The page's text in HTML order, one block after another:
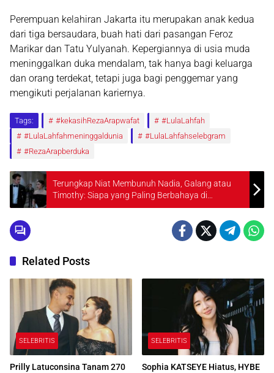
Perempuan kelahiran Jakarta itu merupakan anak kedua
dari tiga bersaudara, buah hati dari pasangan Feroz
Marikar dan Tatu Yulyanah. Kepergiannya di usia muda
meninggalkan duka mendalam, tak hanya bagi keluarga
dan orang terdekat, tetapi juga bagi penggemar yang
mengikuti perjalanan kariernya.
Tags: #kekasihRezaArapwafat
#LulaLahfah
#LulaLahfahmeninggaldunia
#LulaLahfahselebgram
#RezaArapberduka
Terungkap Niat Membunuh Nadia, Galang atau
Timothy: Siapa yang Paling Berbahaya di
Melindungimu Selamanya?
Related Posts
SELEBRITIS
Prilly Latuconsina Tanam 270
SELEBRITIS
Sophia KATSEYE Hiatus, HYBE